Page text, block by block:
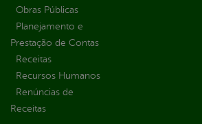
Obras Públicas
Planejamento e
Prestação de Contas
Receitas
Recursos Humanos
Renúncias de
Receitas